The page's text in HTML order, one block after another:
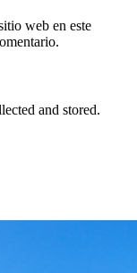
web en este
and stored.